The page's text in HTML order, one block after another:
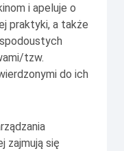
i apeluje o
praktyki, a także
tzw.
do ich
zajmują się